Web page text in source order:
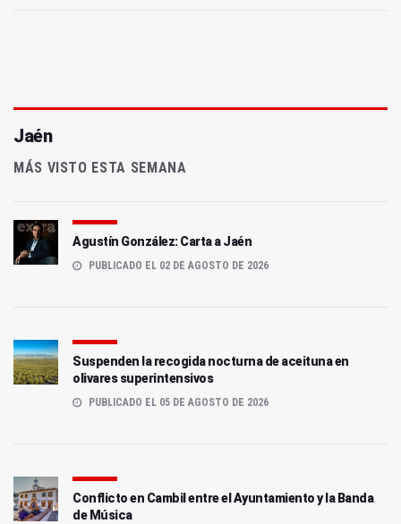
Jaén
MÁS VISTO ESTA SEMANA
Agustín González: Carta a Jaén
PUBLICADO EL 02 DE AGOSTO DE 2026
Suspenden la recogida nocturna de aceituna en
olivares superintensivos
PUBLICADO EL 05 DE AGOSTO DE 2026
Conflicto en Cambil entre el Ayuntamiento y la Banda
de Música